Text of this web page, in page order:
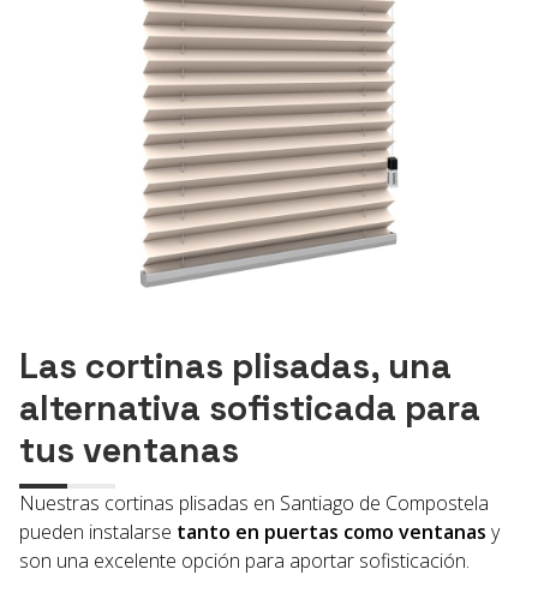
Las cortinas plisadas, una
alternativa sofisticada para
tus ventanas
Nuestras cortinas plisadas en Santiago de Compostela
pueden instalarse tanto en puertas como ventanas y
son una excelente opción para aportar sofisticación.